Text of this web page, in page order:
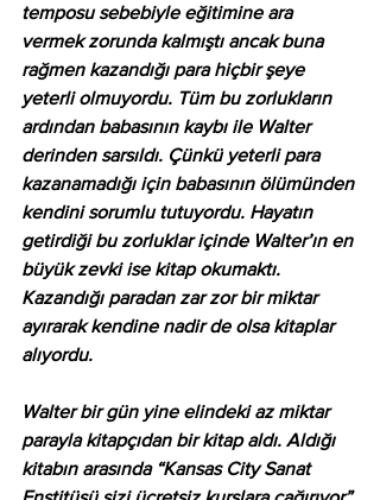
temposu sebebiyle eğitimine ara
vermek zorunda kalmıştı ancak buna
rağmen kazandığı para hiçbir şeye
yeterli olmuyordu. Tüm bu zorlukların
ardından babasının kaybı ile Walter
derinden sarsıldı. Çünkü yeterli para
kazanamadığı için babasının ölümünden
kendini sorumlu tutuyordu. Hayatın
getirdiği bu zorluklar içinde Walter’ın en
büyük zevki ise kitap okumaktı.
Kazandığı paradan zar zor bir miktar
ayırarak kendine nadir de olsa kitaplar
alıyordu.
Walter bir gün yine elindeki az miktar
parayla kitapçıdan bir kitap aldı. Aldığı
kitabın arasında “Kansas City Sanat